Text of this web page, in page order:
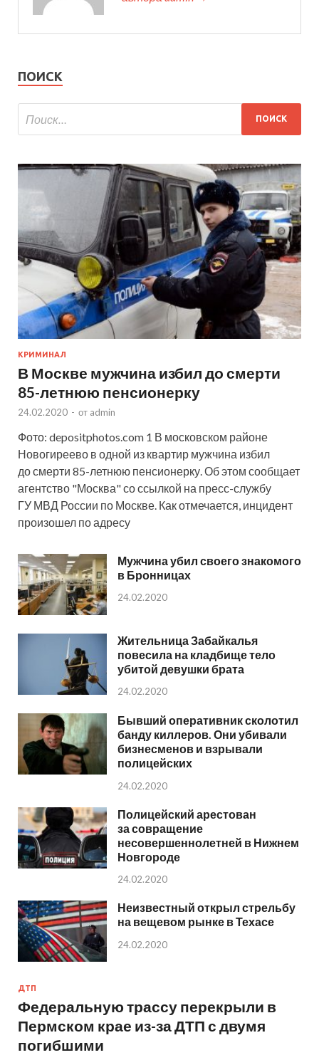
ПОИСК
КРИМИНАЛ
В Москве мужчина избил до смерти
85-летнюю пенсионерку
24.02.2020 - от admin
Фото: depositphotos.com 1 В московском районе
Новогиреево в одной из квартир мужчина избил
до смерти 85-летнюю пенсионерку. Об этом сообщает
агентство "Москва" со ссылкой на пресс-службу
ГУ МВД России по Москве. Как отмечается, инцидент
произошел по адресу
Мужчина убил своего знакомого
в Бронницах
24.02.2020
Жительница Забайкалья
повесила на кладбище тело
убитой девушки брата
24.02.2020
Бывший оперативник сколотил
банду киллеров. Они убивали
бизнесменов и взрывали
полицейских
24.02.2020
Полицейский арестован
за совращение
несовершеннолетней в Нижнем
Новгороде
24.02.2020
Неизвестный открыл стрельбу
на вещевом рынке в Техасе
24.02.2020
ДТП
Федеральную трассу перекрыли в
Пермском крае из-за ДТП с двумя
погибшими